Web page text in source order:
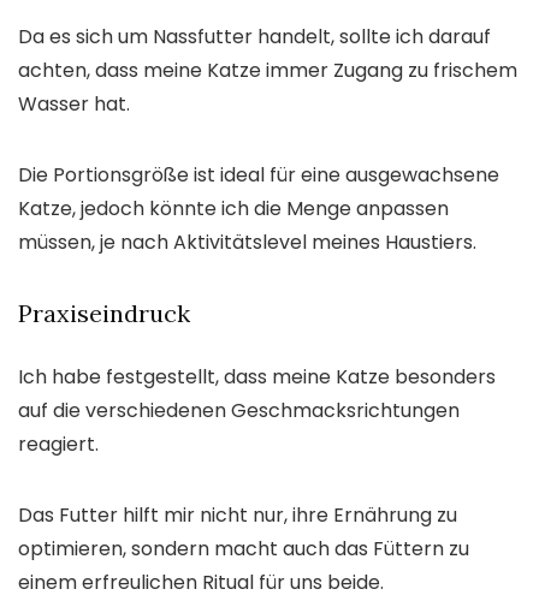
Da es sich um Nassfutter handelt, sollte ich darauf
achten, dass meine Katze immer Zugang zu frischem
Wasser hat.
Die Portionsgröße ist ideal für eine ausgewachsene
Katze, jedoch könnte ich die Menge anpassen
müssen, je nach Aktivitätslevel meines Haustiers.
Praxiseindruck
Ich habe festgestellt, dass meine Katze besonders
auf die verschiedenen Geschmacksrichtungen
reagiert.
Das Futter hilft mir nicht nur, ihre Ernährung zu
optimieren, sondern macht auch das Füttern zu
einem erfreulichen Ritual für uns beide.